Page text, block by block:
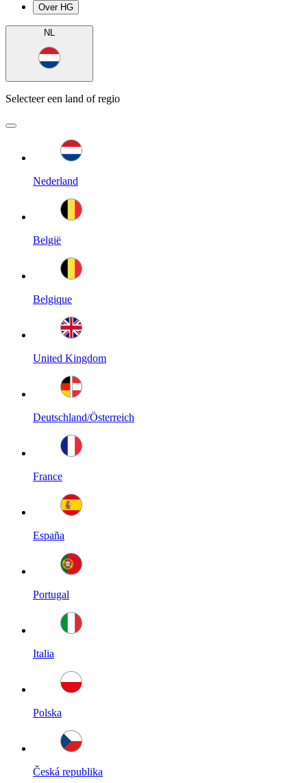
Over HG
NL
Selecteer een land of regio
Nederland
België
Belgique
United Kingdom
Deutschland/Österreich
France
España
Portugal
Italia
Polska
Česká republika